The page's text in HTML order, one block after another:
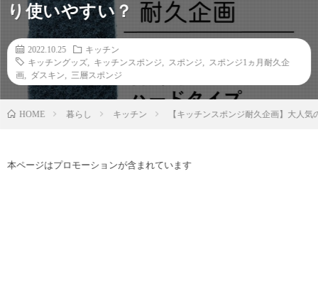
り使いやすい？
2022.10.25 キッチン
キッチングッズ キッチンスポンジ スポンジ スポンジ1ヵ月耐久企
画 ダスキン 三層スポンジ
HOME 暮らし キッチン 【キッチンスポンジ耐久企画】大人
本ページはプロモーションが含まれています